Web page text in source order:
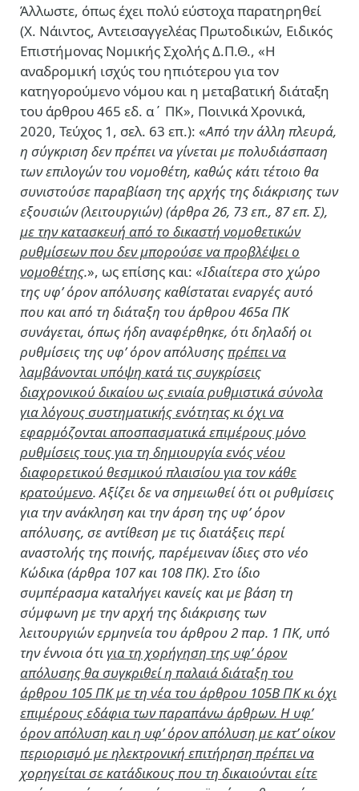
Άλλωστε, όπως έχει πολύ εύστοχα παρατηρηθεί
(Χ. Νάιντος, Αντεισαγγελέας Πρωτοδικών, Ειδικός
Επιστήμονας Νομικής Σχολής Δ.Π.Θ., «Η
αναδρομική ισχύς του ηπιότερου για τον
κατηγορούμενο νόμου και η μεταβατική διάταξη
του άρθρου 465 εδ. α΄ ΠΚ», Ποινικά Χρονικά,
2020, Τεύχος 1, σελ. 63 επ.): «Από την άλλη πλευρά,
η σύγκριση δεν πρέπει να γίνεται με πολυδιάσπαση
των επιλογών του νομοθέτη, καθώς κάτι τέτοιο θα
συνιστούσε παραβίαση της αρχής της διάκρισης των
εξουσιών (λειτουργιών) (άρθρα 26, 73 επ., 87 επ. Σ),
με την κατασκευή από το δικαστή νομοθετικών
ρυθμίσεων που δεν μπορούσε να προβλέψει ο
νομοθέτης.», ως επίσης και: «Ιδιαίτερα στο χώρο
της υφ’ όρον απόλυσης καθίσταται εναργές αυτό
που και από τη διάταξη του άρθρου 465α ΠΚ
συνάγεται, όπως ήδη αναφέρθηκε, ότι δηλαδή οι
ρυθμίσεις της υφ’ όρον απόλυσης πρέπει να
λαμβάνονται υπόψη κατά τις συγκρίσεις
διαχρονικού δικαίου ως ενιαία ρυθμιστικά σύνολα
για λόγους συστηματικής ενότητας κι όχι να
εφαρμόζονται αποσπασματικά επιμέρους μόνο
ρυθμίσεις τους για τη δημιουργία ενός νέου
διαφορετικού θεσμικού πλαισίου για τον κάθε
κρατούμενο. Αξίζει δε να σημειωθεί ότι οι ρυθμίσεις
για την ανάκληση και την άρση της υφ’ όρον
απόλυσης, σε αντίθεση με τις διατάξεις περί
αναστολής της ποινής, παρέμειναν ίδιες στο νέο
Κώδικα (άρθρα 107 και 108 ΠΚ). Στο ίδιο
συμπέρασμα καταλήγει κανείς και με βάση τη
σύμφωνη με την αρχή της διάκρισης των
λειτουργιών ερμηνεία του άρθρου 2 παρ. 1 ΠΚ, υπό
την έννοια ότι για τη χορήγηση της υφ’ όρον
απόλυσης θα συγκριθεί η παλαιά διάταξη του
άρθρου 105 ΠΚ με τη νέα του άρθρου 105Β ΠΚ κι όχι
επιμέρους εδάφια των παραπάνω άρθρων. Η υφ’
όρον απόλυση και η υφ’ όρον απόλυση με κατ’ οίκον
περιορισμό με ηλεκτρονική επιτήρηση πρέπει να
χορηγείται σε κατάδικους που τη δικαιούνται είτε